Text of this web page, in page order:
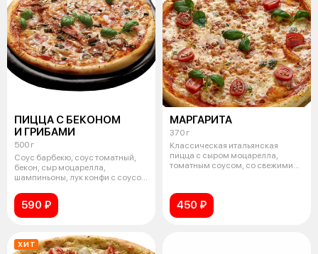
ПИЦЦА С БЕКОНОМ
И ГРИБАМИ
500 г
Соус барбекю, соус томатный,
бекон, сыр моцарелла,
шампиньоны, лук конфи с соусом
590 ₽
МАРГАРИТА
370 г
Классическая итальянская
пицца с сыром моцарелла,
томатным соусом, со свежими
450 ₽
ХИТ